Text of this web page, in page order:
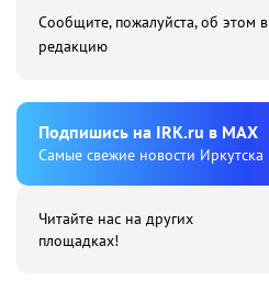
Сообщите, пожалуйста, об этом в
редакцию
Подпишиcь на IRK.ru в MAX
Cамые свежие новости Иркутска
Читайте нас на других
площадках!